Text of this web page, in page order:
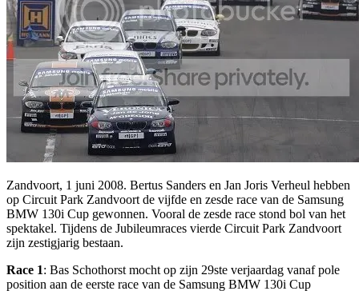
Zandvoort, 1 juni 2008. Bertus Sanders en Jan Joris Verheul hebben
op Circuit Park Zandvoort de vijfde en zesde race van de Samsung
BMW 130i Cup gewonnen. Vooral de zesde race stond bol van het
spektakel. Tijdens de Jubileumraces vierde Circuit Park Zandvoort
zijn zestigjarig bestaan.
Race 1: Bas Schothorst mocht op zijn 29ste verjaardag vanaf pole
position aan de eerste race van de Samsung BMW 130i Cup